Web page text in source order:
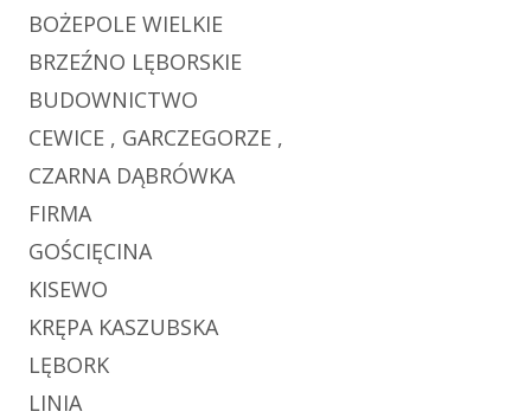
BOŻEPOLE WIELKIE
BRZEŹNO LĘBORSKIE
BUDOWNICTWO
CEWICE , GARCZEGORZE ,
CZARNA DĄBRÓWKA
FIRMA
GOŚCIĘCINA
KISEWO
KRĘPA KASZUBSKA
LĘBORK
LINIA